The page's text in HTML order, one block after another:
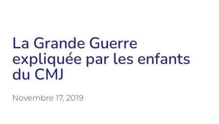
La Grande Guerre
expliquée par les enfants
du CMJ
Novembre 17, 2019